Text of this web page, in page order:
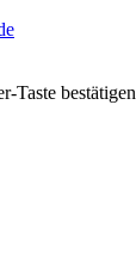
Taste bestätigen